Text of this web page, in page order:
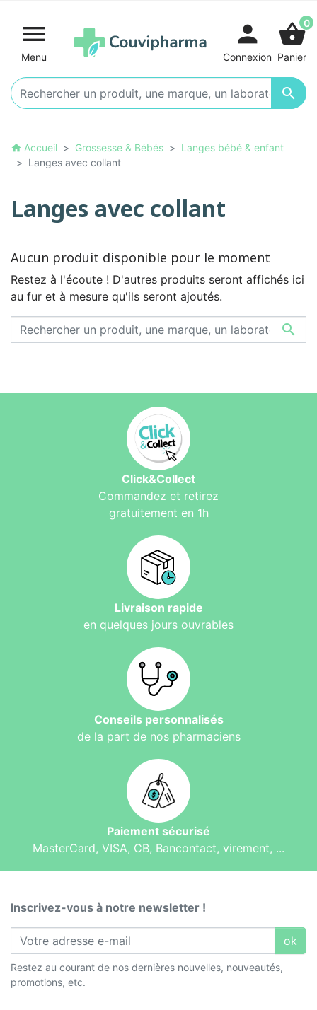

Menu

person
Connexion
shopping_basket0
Panier
home Accueil Grossesse & Bébés
Langes bébé & enfant
Langes avec collant
Langes avec collant
Aucun produit disponible pour le moment
Restez à l'écoute ! D'autres produits seront affichés ici
au fur et à mesure qu'ils seront ajoutés.

Click&Collect
Commandez et retirez
gratuitement en 1h
Livraison rapide
en quelques jours ouvrables
Conseils personnalisés
de la part de nos pharmaciens
Paiement sécurisé
MasterCard, VISA, CB, Bancontact, virement, ...
Inscrivez-vous à notre newsletter !
ok
Restez au courant de nos dernières nouvelles, nouveautés,
promotions, etc.